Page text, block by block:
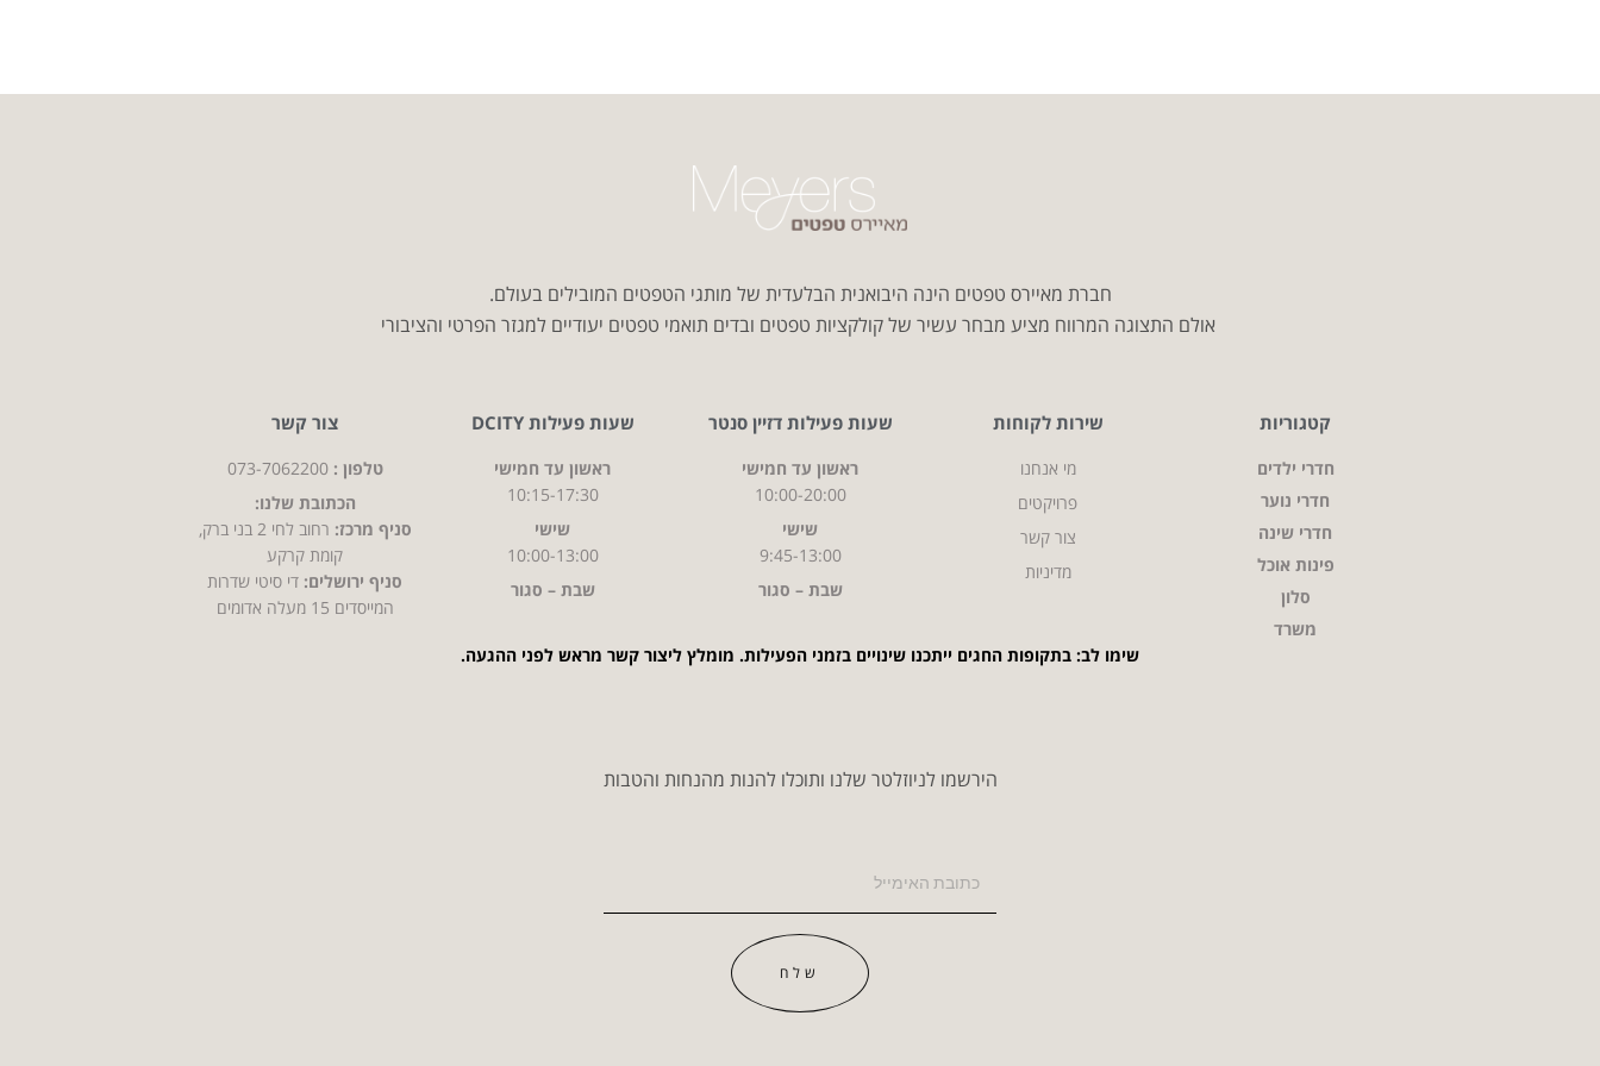
חברת מאיירס טפטים הינה היבואנית הבלעדית של מותגי הטפטים המובילים בעולם.
אולם התצוגה המרווח מציע מבחר עשיר של קולקציות טפטים ובדים תואמי טפטים יעודיים למגזר הפרטי והציבורי
קטגוריות
חדרי ילדים
חדרי נוער
חדרי שינה
פינות אוכל
סלון
משרד
שירות לקוחות
מי אנחנו
פרויקטים
צור קשר
מדיניות
שעות פעילות דזיין סנטר
ראשון עד חמישי
10:00-20:00
שישי
9:45-13:00
שבת – סגור
שעות פעילות DCITY
ראשון עד חמישי
10:15-17:30
שישי
10:00-13:00
שבת – סגור
צור קשר
טלפון : 073-7062200
הכתובת שלנו:
סניף מרכז:
רחוב לחי 2 בני ברק,
קומת קרקע
סניף ירושלים: די סיטי שדרות
המייסדים 15 מעלה אדומים
שימו לב: בתקופות החגים ייתכנו שינויים בזמני הפעילות. מומלץ ליצור קשר מראש לפני ההגעה.
הירשמו לניוזלטר שלנו ותוכלו להנות מהנחות והטבות
שלח